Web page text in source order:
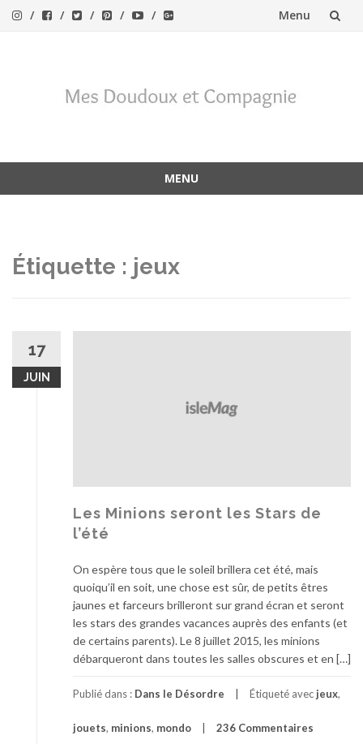
Menu
MENU
Étiquette : jeux
17
JUIN
Les Minions seront les Stars de
l’été
On espère tous que le soleil brillera cet été, mais
quoiqu’il en soit, une chose est sûr, de petits êtres
jaunes et farceurs brilleront sur grand écran et seront
les stars des grandes vacances auprès des enfants (et
de certains parents). Le 8 juillet 2015, les minions
débarqueront dans toutes les salles obscures et en […]
Publié dans : Dans le Désordre Étiqueté avec jeux,
jouets, minions, mondo 236 Commentaires